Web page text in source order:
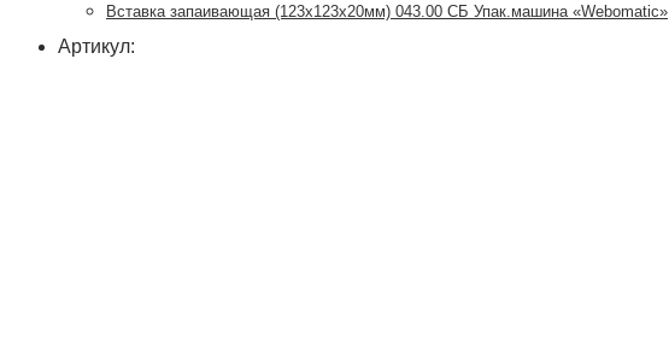
Вставка запаивающая (123х123х20мм) 043.00 СБ Упак.машина «Webomatic»
Артикул: